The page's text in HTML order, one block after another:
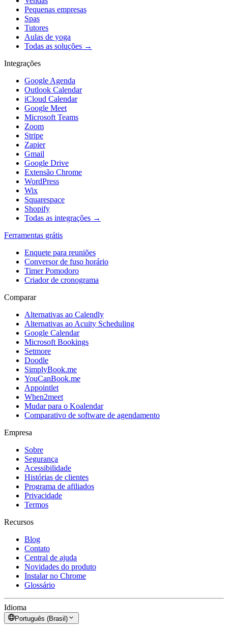
Pequenas empresas
Spas
Tutores
Aulas de yoga
Todas as soluções →
Integrações
Google Agenda
Outlook Calendar
iCloud Calendar
Google Meet
Microsoft Teams
Zoom
Stripe
Zapier
Gmail
Google Drive
Extensão Chrome
WordPress
Wix
Squarespace
Shopify
Todas as integrações →
Ferramentas grátis
Enquete para reuniões
Conversor de fuso horário
Timer Pomodoro
Criador de cronograma
Comparar
Alternativas ao Calendly
Alternativas ao Acuity Scheduling
Google Calendar
Microsoft Bookings
Setmore
Doodle
SimplyBook.me
YouCanBook.me
Appointlet
When2meet
Mudar para o Koalendar
Comparativo de software de agendamento
Empresa
Sobre
Segurança
Acessibilidade
Histórias de clientes
Programa de afiliados
Privacidade
Termos
Recursos
Blog
Contato
Central de ajuda
Novidades do produto
Instalar no Chrome
Glossário
Idioma
Português (Brasil)